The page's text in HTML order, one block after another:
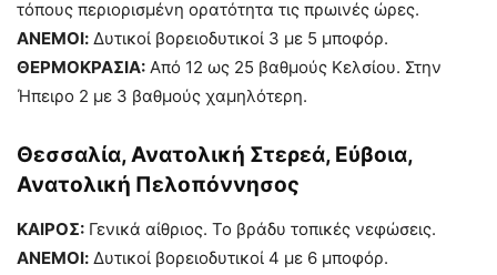
τόπους περιορισμένη ορατότητα τις πρωινές ώρες.
ΑΝΕΜΟΙ: Δυτικοί βορειοδυτικοί 3 με 5 μποφόρ.
ΘΕΡΜΟΚΡΑΣΙΑ: Από 12 ως 25 βαθμούς Κελσίου. Στην
Ήπειρο 2 με 3 βαθμούς χαμηλότερη.
Θεσσαλία, Ανατολική Στερεά, Εύβοια,
Ανατολική Πελοπόννησος
ΚΑΙΡΟΣ: Γενικά αίθριος. Το βράδυ τοπικές νεφώσεις.
ΑΝΕΜΟΙ: Δυτικοί βορειοδυτικοί 4 με 6 μποφόρ.